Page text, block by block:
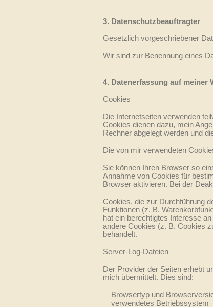
3. Datenschutzbeauftragter
Gesetzlich vorgeschriebener
Wir sind zur Benennung eines
4. Datenerfassung auf meiner
Cookies
Die Internetseiten verwenden
Cookies dienen dazu, mein
Rechner abgelegt werden und
Die von mir verwendeten
Sie können Ihren Browser so
Annahme von Cookies für
Browser aktivieren. Bei der
Cookies, die zur Durchführung
Funktionen (z. B.
hat ein berechtigtes Interesse
andere Cookies (z. B. Cookies
behandelt.
Server-Log-Dateien
Der Provider der Seiten erhebt
mich übermittelt. Dies sind:
Browsertyp und
verwendetes Betriebssystem